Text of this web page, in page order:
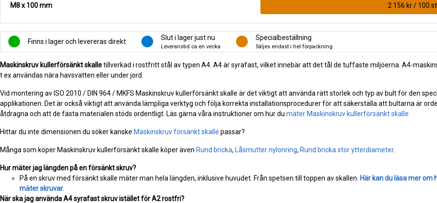
M8 x 100 mm 2 156 kr / 100 st
Finns i lager och levereras direkt Slut i lager just nu
Leveranstid ca en vecka
Specialbeställning
Säljes endast i hel förpackning
Maskinskruv kullerförsänkt skalletillverkad i rostfritt stål av typen A4. A4 är syrafast, vilket innebär att det tål de tuffaste miljöerna. A4-
t ex användas nära havsvatten eller under jord.
Vid montering av ISO 2010 / DIN 964 / MKFS Maskinskruv kullerförsänkt skalle är det viktigt att använda rätt storlek och typ av bult för den
applikationen. Det är också viktigt att använda lämpliga verktyg och följa korrekta installationsprocedurer för att säkerställa att bultarna är
åtdragna och att de fästa materialen stöds ordentligt. Läs gärna våra instruktioner om hur du mäter Maskinskruv kullerförsänkt skalle
Hittar du inte dimensionen du söker kanske Maskinskruv försänkt skalle passar?
Många som köper Maskinskruv kullerförsänkt skalle köper även Rund bricka, Låsmutter nylonring, Rund bricka stor ytterdiameter.
Hur mäter jag längden på en försänkt skruv?
På en skruv med försänkt skalle mäter man hela längden, inklusive huvudet. Från spetsen till toppen av skallen. Här kan du läsa mer om
mäter skruvar
När ska jag använda A4 syrafast skruv istället för A2 rostfri?